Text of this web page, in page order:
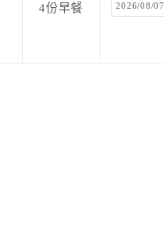
4份早餐 2026/08/07